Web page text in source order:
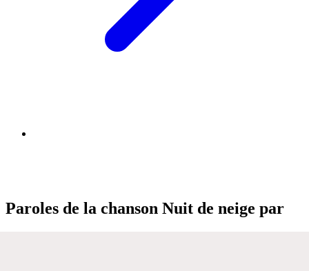
Paroles de la chanson Nuit de neige par